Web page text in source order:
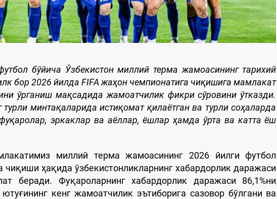
бўйича Ўзбекистон миллий терма жамоасининг тарихий
бор 2026 йилда FIFA жаҳон чемпионатига чиқишига мамлакат
ўрганиш мақсадида жамоатчилик фикри сўровини ўтказди.
минтақаларида истиқомат қилаётган ва турли соҳаларда
эркаклар ва аёллар, ёшлар ҳамда ўрта ва катта ёш
миллий терма жамоасининг 2026 йилги футбол
чиқиши ҳақида ўзбекистонликларнинг хабардорлик даражаси
беради. Фуқароларнинг хабардорлик даражаси 86,1%ни
кенг жамоатчилик эътиборига сазовор бўлгани ва